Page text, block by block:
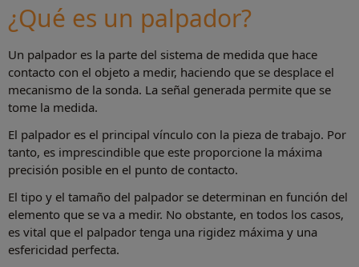
¿Qué es un palpador?
Un palpador es la parte del sistema de medida que hace
contacto con el objeto a medir, haciendo que se desplace el
mecanismo de la sonda. La señal generada permite que se
tome la medida.
El palpador es el principal vínculo con la pieza de trabajo. Por
tanto, es imprescindible que este proporcione la máxima
precisión posible en el punto de contacto.
El tipo y el tamaño del palpador se determinan en función del
elemento que se va a medir. No obstante, en todos los casos,
es vital que el palpador tenga una rigidez máxima y una
esfericidad perfecta.